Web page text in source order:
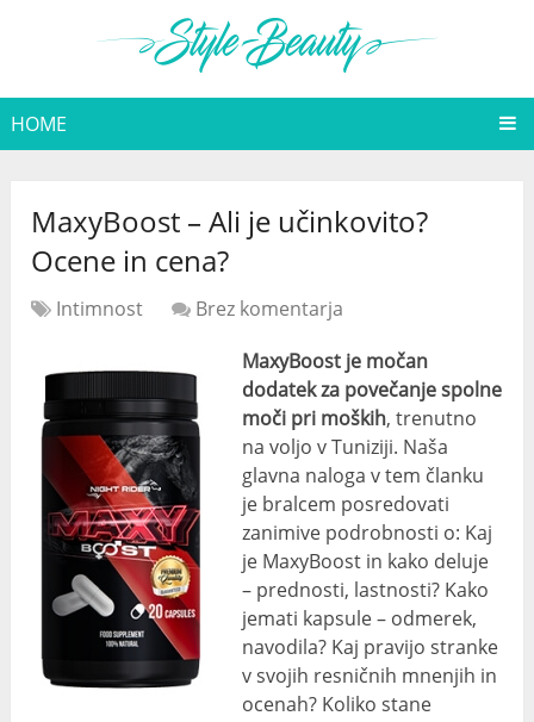
HOME
MaxyBoost – Ali je učinkovito?
Ocene in cena?
Intimnost
Brez komentarja
MaxyBoost je močan
dodatek za povečanje spolne
moči pri moških, trenutno
na voljo v Tuniziji. Naša
glavna naloga v tem članku
je bralcem posredovati
zanimive podrobnosti o: Kaj
je MaxyBoost in kako deluje
– prednosti, lastnosti? Kako
jemati kapsule – odmerek,
navodila? Kaj pravijo stranke
v svojih resničnih mnenjih in
ocenah? Koliko stane